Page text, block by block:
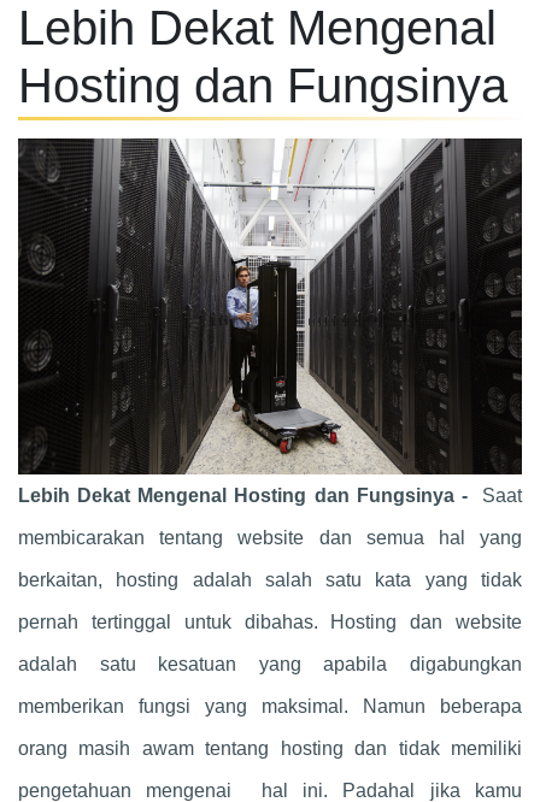
Lebih Dekat Mengenal
Hosting dan Fungsinya
Lebih Dekat Mengenal Hosting dan Fungsinya - Saat
membicarakan tentang website dan semua hal yang
berkaitan, hosting adalah salah satu kata yang tidak
pernah tertinggal untuk dibahas. Hosting dan website
adalah satu kesatuan yang apabila digabungkan
memberikan fungsi yang maksimal. Namun beberapa
orang masih awam tentang hosting dan tidak memiliki
pengetahuan mengenai hal ini. Padahal jika kamu